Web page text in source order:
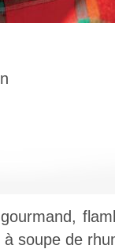
à soupe de